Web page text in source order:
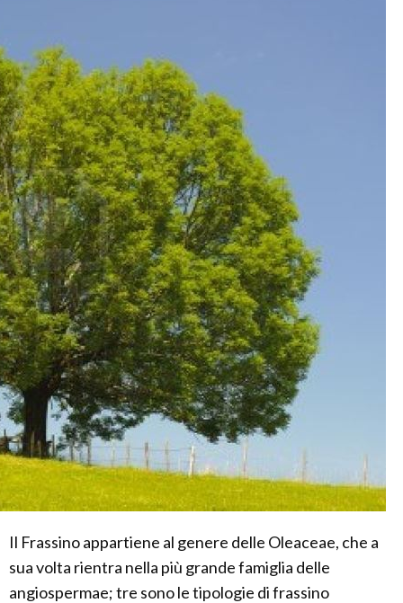
Il Frassino appartiene al genere delle Oleaceae, che a
sua volta rientra nella più grande famiglia delle
angiospermae; tre sono le tipologie di frassino